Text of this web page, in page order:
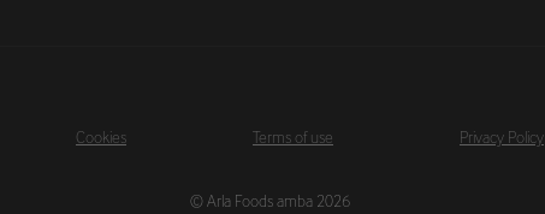
Cookies Terms of use Privacy Policy
© Arla Foods amba 2026